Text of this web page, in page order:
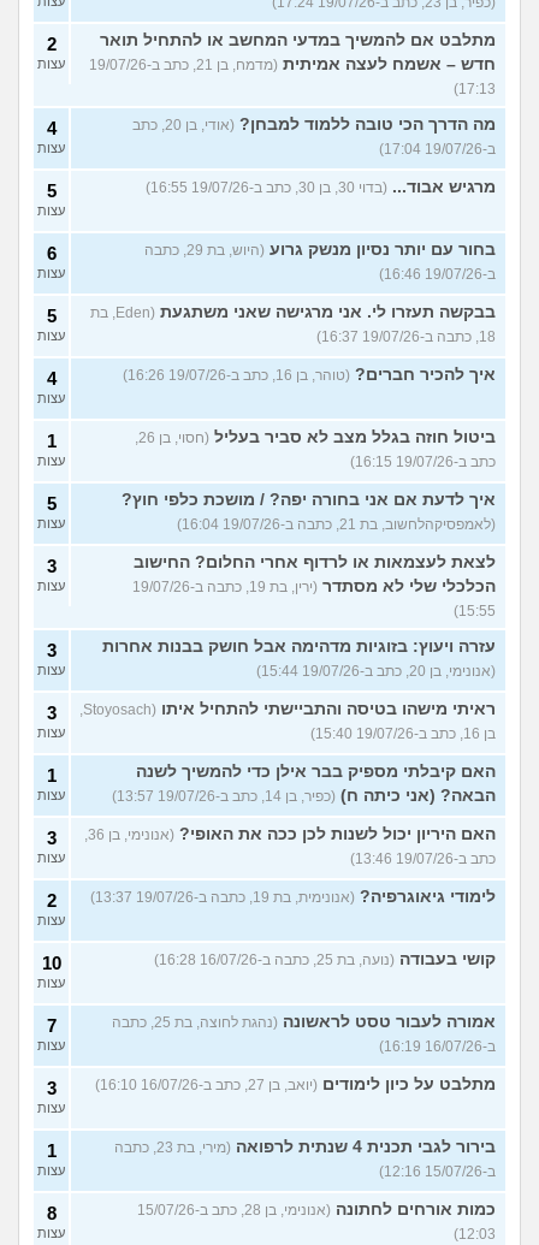
מתלבט אם להמשיך במדעי המחשב או להתחיל תואר
חדש – אשמח לעצה אמיתית
(מדמח, בן 21, כתב ב-19/07/26
17:13)
2
עצות
מה הדרך הכי טובה ללמוד למבחן?
(אודי, בן 20, כתב
ב-19/07/26 17:04)
4
עצות
מרגיש אבוד... (בדוי 30, בן 30, כתב ב-19/07/26 16:55) 5
עצות
בחור עם יותר נסיון מנשק גרוע
(היוש, בת 29, כתבה
ב-19/07/26 16:46)
6
עצות
בבקשה תעזרו לי. אני מרגישה שאני משתגעת
(Eden, בת
18, כתבה ב-19/07/26 16:37)
5
עצות
איך להכיר חברים? (טוהר, בן 16, כתב ב-19/07/26 16:26) 4
עצות
ביטול חוזה בגלל מצב לא סביר בעליל
(חסוי, בן 26,
כתב ב-19/07/26 16:15)
1
עצות
איך לדעת אם אני בחורה יפה? / מושכת כלפי חוץ?
(לאמפסיקהלחשוב, בת 21, כתבה ב-19/07/26 16:04)
5
עצות
לצאת לעצמאות או לרדוף אחרי החלום? החישוב
הכלכלי שלי לא מסתדר
(ירין, בת 19, כתבה ב-19/07/26
15:55)
3
עצות
עזרה ויעוץ: בזוגיות מדהימה אבל חושק בבנות אחרות
(אנונימי, בן 20, כתב ב-19/07/26 15:44)
3
עצות
ראיתי מישהו בטיסה והתביישתי להתחיל איתו
(Stoyosach,
בן 16, כתב ב-19/07/26 15:40)
3
עצות
האם קיבלתי מספיק בבר אילן כדי להמשיך לשנה
הבאה? (אני כיתה ח) (כפיר, בן 14, כתב ב-19/07/26 13:57)
1
עצות
האם היריון יכול לשנות לכן ככה את האופי?
(אנונימי, בן 36,
כתב ב-19/07/26 13:46)
3
עצות
לימודי גיאוגרפיה? (אנונימית, בת 19, כתבה ב-19/07/26 13:37) 2
עצות
קושי בעבודה (נועה, בת 25, כתבה ב-16/07/26 16:28) 10
עצות
אמורה לעבור טסט לראשונה
(נהגת לחוצה, בת 25, כתבה
ב-16/07/26 16:19)
7
עצות
מתלבט על כיון לימודים (יואב, בן 27, כתב ב-16/07/26 16:10) 3
עצות
בירור לגבי תכנית 4 שנתית לרפואה
(מירי, בת 23, כתבה
ב-15/07/26 12:16)
1
עצות
כמות אורחים לחתונה
(אנונימי, בן 28, כתב ב-15/07/26
12:03)
8
עצות